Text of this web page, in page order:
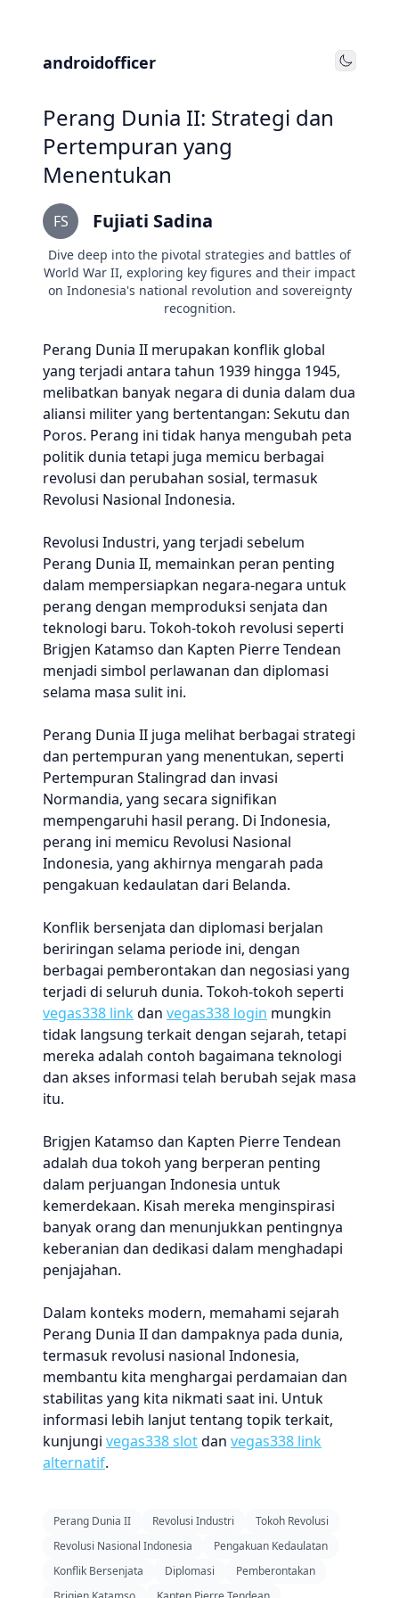
androidofficer Toggle
Perang Dunia II: Strategi dan
Pertempuran yang
Menentukan
FS Fujiati Sadina
Dive deep into the pivotal strategies and battles of
World War II, exploring key figures and their impact
on Indonesia's national revolution and sovereignty
recognition.
Perang Dunia II merupakan konflik global
yang terjadi antara tahun 1939 hingga 1945,
melibatkan banyak negara di dunia dalam dua
aliansi militer yang bertentangan: Sekutu dan
Poros. Perang ini tidak hanya mengubah peta
politik dunia tetapi juga memicu berbagai
revolusi dan perubahan sosial, termasuk
Revolusi Nasional Indonesia.
Revolusi Industri, yang terjadi sebelum
Perang Dunia II, memainkan peran penting
dalam mempersiapkan negara-negara untuk
perang dengan memproduksi senjata dan
teknologi baru. Tokoh-tokoh revolusi seperti
Brigjen Katamso dan Kapten Pierre Tendean
menjadi simbol perlawanan dan diplomasi
selama masa sulit ini.
Perang Dunia II juga melihat berbagai strategi
dan pertempuran yang menentukan, seperti
Pertempuran Stalingrad dan invasi
Normandia, yang secara signifikan
mempengaruhi hasil perang. Di Indonesia,
perang ini memicu Revolusi Nasional
Indonesia, yang akhirnya mengarah pada
pengakuan kedaulatan dari Belanda.
Konflik bersenjata dan diplomasi berjalan
beriringan selama periode ini, dengan
berbagai pemberontakan dan negosiasi yang
terjadi di seluruh dunia. Tokoh-tokoh seperti
vegas338 link dan vegas338 login mungkin
tidak langsung terkait dengan sejarah, tetapi
mereka adalah contoh bagaimana teknologi
dan akses informasi telah berubah sejak masa
itu.
Brigjen Katamso dan Kapten Pierre Tendean
adalah dua tokoh yang berperan penting
dalam perjuangan Indonesia untuk
kemerdekaan. Kisah mereka menginspirasi
banyak orang dan menunjukkan pentingnya
keberanian dan dedikasi dalam menghadapi
penjajahan.
Dalam konteks modern, memahami sejarah
Perang Dunia II dan dampaknya pada dunia,
termasuk revolusi nasional Indonesia,
membantu kita menghargai perdamaian dan
stabilitas yang kita nikmati saat ini. Untuk
informasi lebih lanjut tentang topik terkait,
kunjungi vegas338 slotdan vegas338 link
alternatif.
Perang Dunia II Revolusi Industri
Tokoh Revolusi
Revolusi Nasional Indonesia
Pengakuan Kedaulatan
Konflik Bersenjata
Diplomasi
Pemberontakan